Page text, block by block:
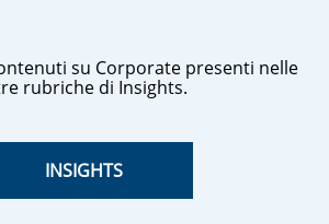
su Corporate presenti nelle
rubriche di Insights.
INSIGHTS